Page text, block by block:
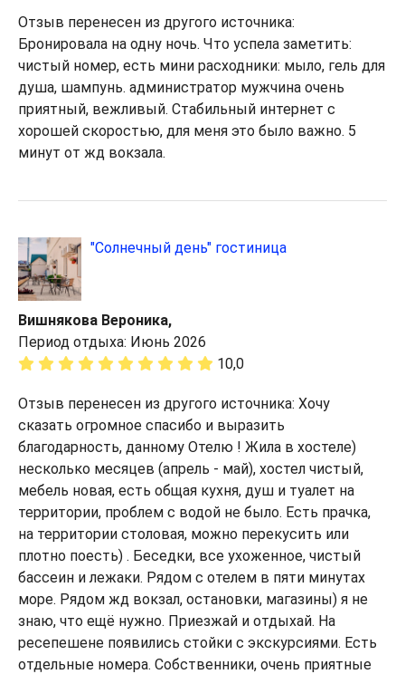
Отзыв перенесен из другого источника:
Бронировала на одну ночь. Что успела заметить:
чистый номер, есть мини расходники: мыло, гель для
душа, шампунь. администратор мужчина очень
приятный, вежливый. Стабильный интернет с
хорошей скоростью, для меня это было важно. 5
минут от жд вокзала.
"Солнечный день" гостиница
Вишнякова Вероника,
Период отдыха: Июнь 2026
10,0
Отзыв перенесен из другого источника: Хочу
сказать огромное спасибо и выразить
благодарность, данному Отелю ! Жила в хостеле)
несколько месяцев (апрель - май), хостел чистый,
мебель новая, есть общая кухня, душ и туалет на
территории, проблем с водой не было. Есть прачка,
на территории столовая, можно перекусить или
плотно поесть) . Беседки, все ухоженное, чистый
бассеин и лежаки. Рядом с отелем в пяти минутах
море. Рядом жд вокзал, остановки, магазины) я не
знаю, что ещё нужно. Приезжай и отдыхай. На
ресепешене появились стойки с экскурсиями. Есть
отдельные номера. Собственники, очень приятные